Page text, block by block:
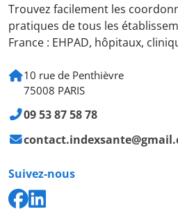
Trouvez facilement les
pratiques de tous les
France : EHPAD, hôpitaux,
10 rue de Penthièvre
75008 PARIS
09 53 87 58 78
Suivez-nous